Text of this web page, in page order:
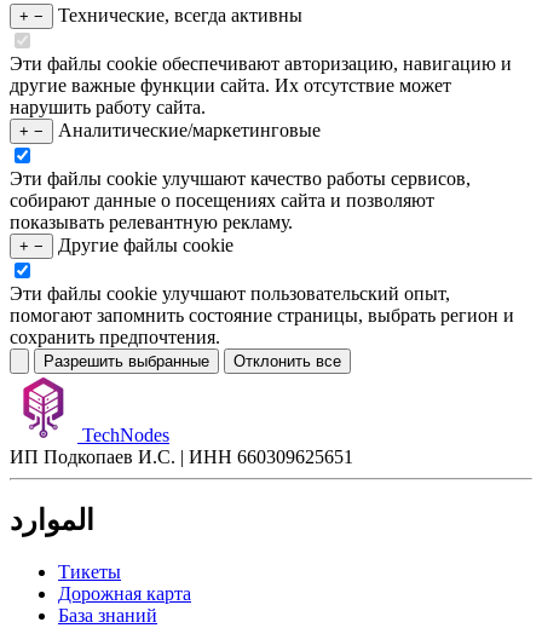
+ − Технические, всегда активны
Эти файлы cookie обеспечивают авторизацию, навигацию и
другие важные функции сайта. Их отсутствие может
нарушить работу сайта.
+ − Аналитические/маркетинговые
Эти файлы cookie улучшают качество работы сервисов,
собирают данные о посещениях сайта и позволяют
показывать релевантную рекламу.
+ − Другие файлы cookie
Эти файлы cookie улучшают пользовательский опыт,
помогают запомнить состояние страницы, выбрать регион и
сохранить предпочтения.
Разрешить выбранные Отклонить все
TechNodes
ИП Подкопаев И.С. | ИНН 660309625651
الموارد
Тикеты
Дорожная карта
База знаний